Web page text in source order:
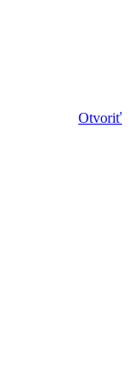
Otvoriť